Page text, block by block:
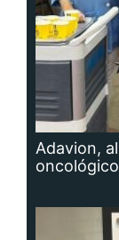
Adavion,